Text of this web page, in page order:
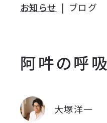
お知らせ ブログ
阿吽の呼吸
大塚洋一